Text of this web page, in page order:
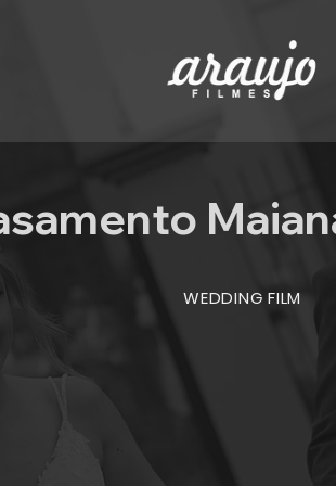
WEDDING FILM